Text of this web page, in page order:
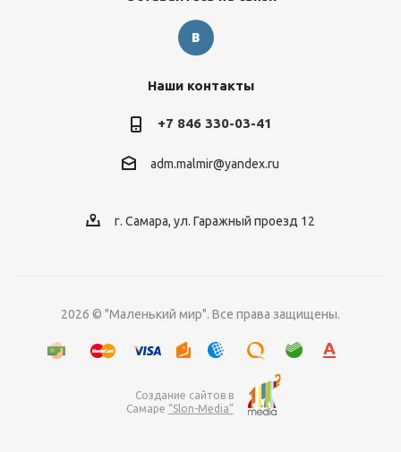
Наши контакты
+7 846 330-03-41
adm.malmir@yandex.ru
г. Самара, ул. Гаражный проезд 12
2026 © "Маленький мир". Все права защищены.
Создание сайтов в
Самаре “Slon-Media”